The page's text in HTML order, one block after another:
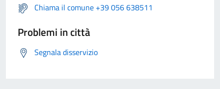
Chiama il comune +39 056 638511
Problemi in città
Segnala disservizio